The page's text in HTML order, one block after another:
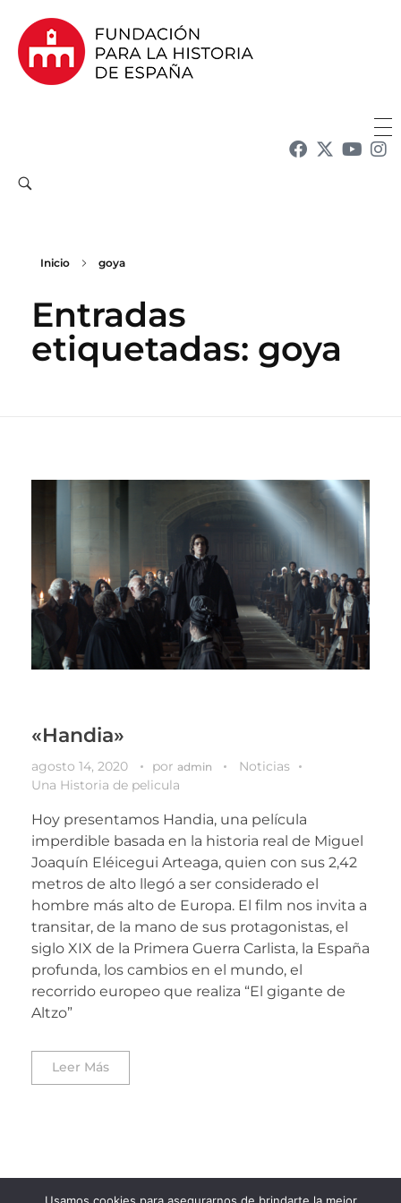
Inicio goya
Entradas
etiquetadas: goya
«Handia»
agosto 14, 2020 por admin
Noticias
Una Historia de pelicula
Hoy presentamos Handia, una película
imperdible basada en la historia real de Miguel
Joaquín Eléicegui Arteaga, quien con sus 2,42
metros de alto llegó a ser considerado el
hombre más alto de Europa. El film nos invita a
transitar, de la mano de sus protagonistas, el
siglo XIX de la Primera Guerra Carlista, la España
profunda, los cambios en el mundo, el
recorrido europeo que realiza “El gigante de
Altzo”
Leer Más